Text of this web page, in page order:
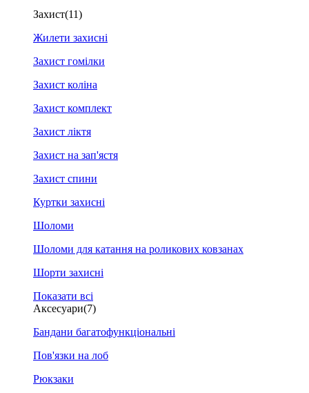
Захист(11)
Жилети захисні
Захист гомілки
Захист коліна
Захист комплект
Захист ліктя
Захист на зап'ястя
Захист спини
Куртки захисні
Шоломи
Шоломи для катання на роликових ковзанах
Шорти захисні
Показати всі
Аксесуари(7)
Бандани багатофункціональні
Пов'язки на лоб
Рюкзаки